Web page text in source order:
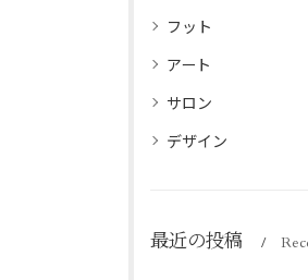
フット
アート
サロン
デザイン
最近の投稿